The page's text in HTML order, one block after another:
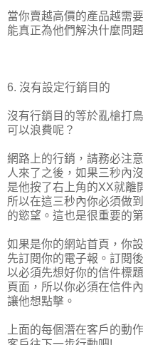
當你賣越高價的產品越需
能真正為他們解決什麼問
6. 沒有設定行銷目的
沒有行銷目的等於亂槍打
可以浪費呢？
網路上的行銷，請務必注
人來了之後，如果三秒內
是他按了右上角的XX就離
所以在這三秒內你必須做
的慾望。這也是很重要的
如果是你的網站首頁，你
先訂閱你的電子報。訂閱
以必須先想好你的信件標
頁面，所以你必須在信件
讓他想點擊。
上面的每個潛在客戶的動